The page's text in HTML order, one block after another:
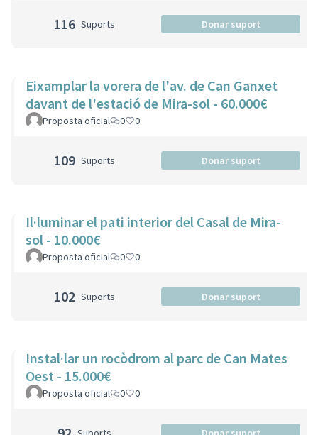
116 Suports Donar suport
Eixamplar la vorera de l'av. de Can Ganxet
davant de l'estació de Mira-sol - 60.000€
Proposta oficial 0 0
109 Suports Donar suport
Il·luminar el pati interior del Casal de Mira-
sol - 10.000€
Proposta oficial 0 0
102 Suports Donar suport
Instal·lar un rocòdrom al parc de Can Mates
Oest - 15.000€
Proposta oficial 0 0